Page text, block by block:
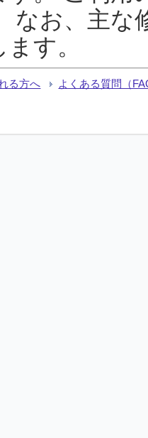
なお、主な
す。
る方へ よくある質問（